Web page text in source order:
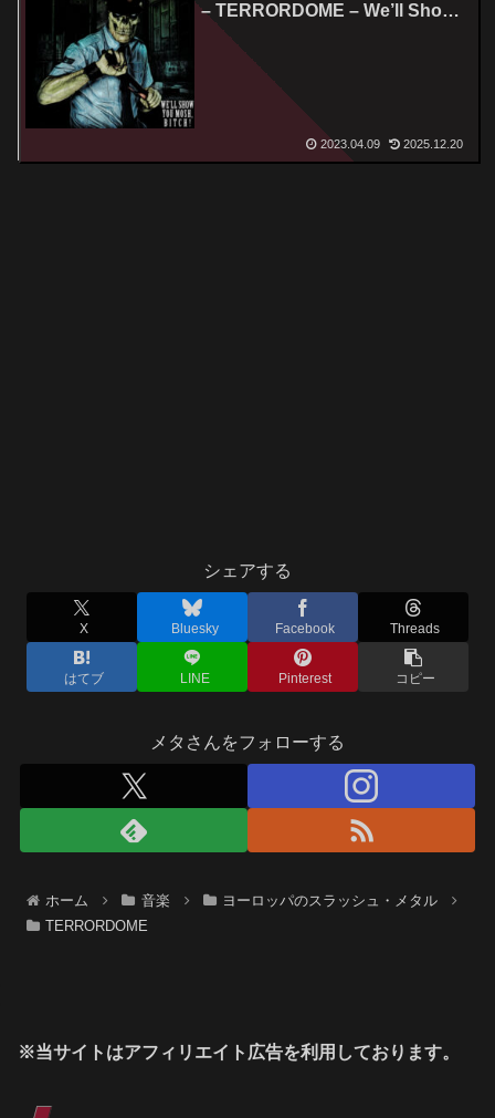
– TERRORDOME – We’ll Show
You Mosh, Bitch!
2023.04.09 2025.12.20
シェアする
X Bluesky Facebook Threads
はてブ LINE Pinterest コピー
メタさんをフォローする
ホーム 音楽
ヨーロッパのスラッシュ・メタル
TERRORDOME
※当サイトはアフィリエイト広告を利用しております。